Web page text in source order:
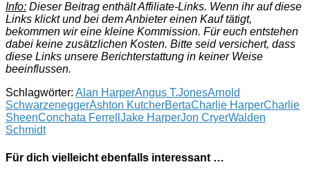
Info: Dieser Beitrag enthält Affiliate-Links. Wenn ihr auf diese
Links klickt und bei dem Anbieter einen Kauf tätigt,
bekommen wir eine kleine Kommission. Für euch entstehen
dabei keine zusätzlichen Kosten. Bitte seid versichert, dass
diese Links unsere Berichterstattung in keiner Weise
beeinflussen.
Schlagwörter: Alan HarperAngus T.JonesArnold
SchwarzeneggerAshton KutcherBertaCharlie HarperCharlie
SheenConchata Ferrell Jake HarperJon CryerWalden
Schmidt
Für dich vielleicht ebenfalls interessant …